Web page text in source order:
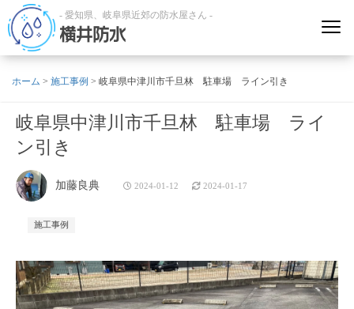
- 愛知県、岐阜県近郊の防水屋さん -
横井防水
ホーム > 施工事例 > 岐阜県中津川市千旦林 駐車場 ライン引き
岐阜県中津川市千旦林 駐車場 ライ
ン引き
加藤良典 2024-01-12 2024-01-17
施工事例